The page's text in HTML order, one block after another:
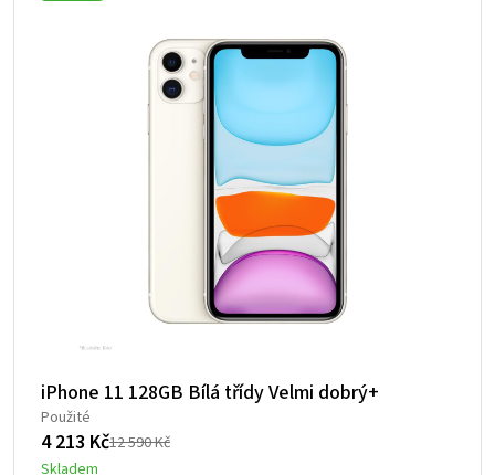
iPhone 11 128GB Bílá třídy Velmi dobrý+
Použité
12 590Kč
Původní
4 213 Kč
Aktuální
Skladem